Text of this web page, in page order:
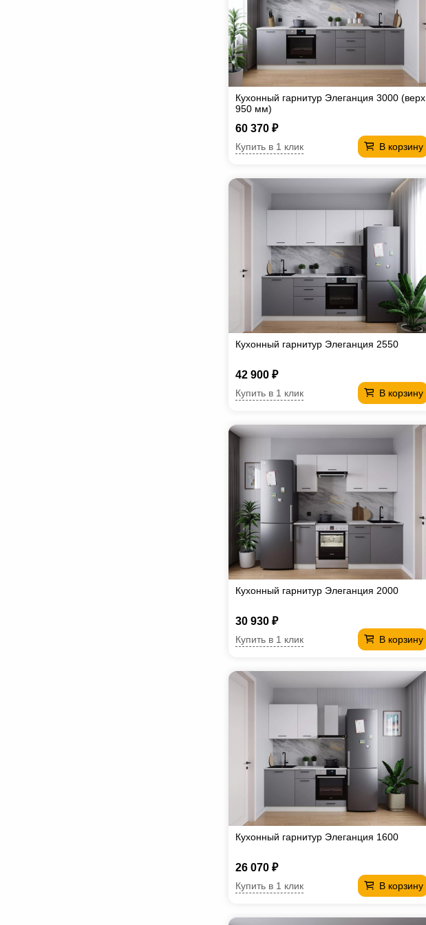
Кухонный гарнитур Элеганция 3000 (верх
950 мм)
60 370 ₽
В корзину
Купить в 1 клик
Кухонный гарнитур Элеганция 2550
42 900 ₽
В корзину
Купить в 1 клик
Кухонный гарнитур Элеганция 2000
30 930 ₽
В корзину
Купить в 1 клик
Кухонный гарнитур Элеганция 1600
26 070 ₽
В корзину
Купить в 1 клик